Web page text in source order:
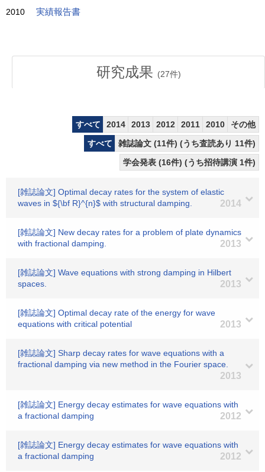
2010 実績報告書
研究成果 (27件)
すべて 2014 2013 2012 2011 2010
その他
すべて
雑誌論文 (11件) (うち査読あり 11件)
学会発表 (16件) (うち招待講演 1件)
[雑誌論文] Optimal decay rates for the system of elastic
waves in ${\bf R}^{n}$ with structural damping.
2014
[雑誌論文] New decay rates for a problem of plate dynamics
with fractional damping.
2013
[雑誌論文] Wave equations with strong damping in Hilbert
spaces.
2013
[雑誌論文] Optimal decay rate of the energy for wave
equations with critical potential
2013
[雑誌論文] Sharp decay rates for wave equations with a
fractional damping via new method in the Fourier space.
2013
[雑誌論文] Energy decay estimates for wave equations with
a fractional damping
2012
[雑誌論文] Energy decay estimates for wave equations with
a fractional damping
2012